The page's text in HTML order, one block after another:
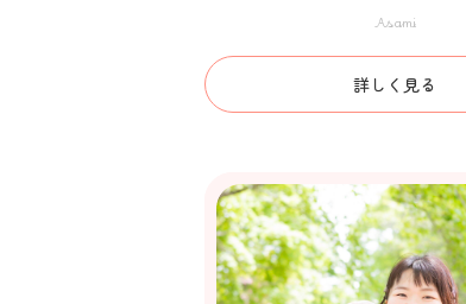
Asami
詳しく見る